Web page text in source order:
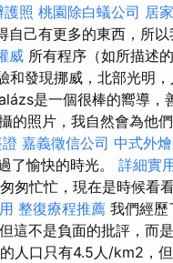
護照 桃園除白蟻公司 居
自己有更多的東西，所
威 所有程序（如所描述
發現挪威，北部光明，
是一個很棒的嚮導，
的照片，我自然會為他
嘉義徵信公司 中式外
了愉快的時光。 詳細實
忙忙，現在是時候看
整復療程推薦 我們經歷
這不是負面的批評，而
人口只有4.5人/km2，